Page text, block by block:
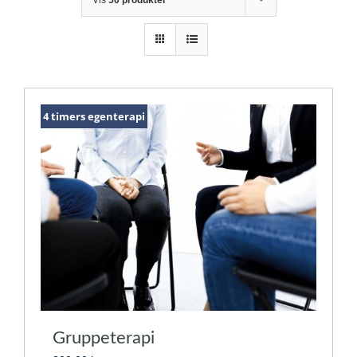
4 timers egenterapi
Gruppeterapi